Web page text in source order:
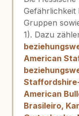
Gefährlichkeit
Gruppen
1). Dazu
American
American
Brasileiro,